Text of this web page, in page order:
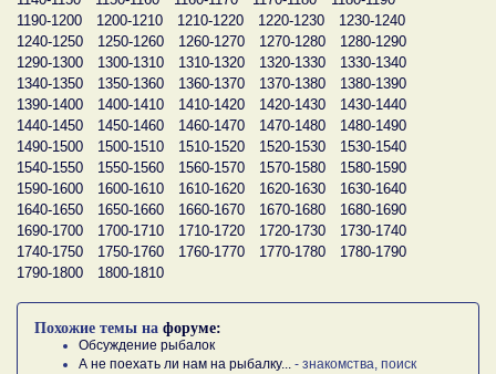
1190-1200
1200-1210 1210-1220 1220-1230
1230-1240
1240-1250
1250-1260 1260-1270 1270-1280
1280-1290
1290-1300
1300-1310 1310-1320 1320-1330
1330-1340
1340-1350
1350-1360 1360-1370 1370-1380
1380-1390
1390-1400
1400-1410 1410-1420 1420-1430
1430-1440
1440-1450
1450-1460 1460-1470 1470-1480
1480-1490
1490-1500
1500-1510 1510-1520 1520-1530
1530-1540
1540-1550
1550-1560 1560-1570 1570-1580
1580-1590
1590-1600
1600-1610 1610-1620 1620-1630
1630-1640
1640-1650
1650-1660 1660-1670 1670-1680
1680-1690
1690-1700
1700-1710 1710-1720 1720-1730
1730-1740
1740-1750
1750-1760 1760-1770 1770-1780
1780-1790
1790-1800
1800-1810
Похожие темы на форуме:
Обсуждение рыбалок
А не поехать ли нам на рыбалку... - знакомства, поиск